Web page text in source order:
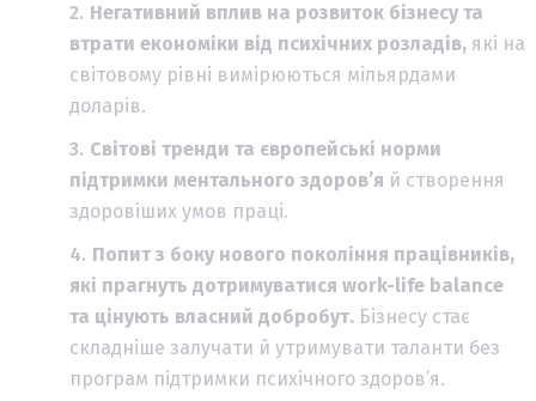
Негативний вплив на розвиток бізнесу та
втрати економіки від психічних розладів, які на
світовому рівні вимірюються мільярдами
доларів.
Світові тренди та європейські норми
підтримки ментального здоров’я й створення
здоровіших умов праці.
Попит з боку нового покоління працівників,
які прагнуть дотримуватися work-life balance
та цінують власний добробут. Бізнесу стає
складніше залучати й утримувати таланти без
програм підтримки психічного здоров’я.